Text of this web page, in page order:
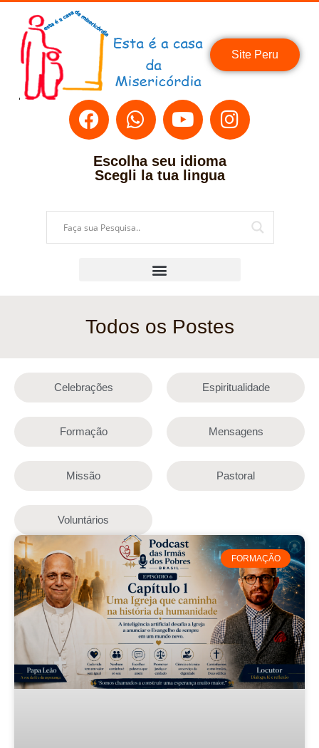
Site Peru
Escolha seu idioma
Scegli la tua lingua
Todos os Postes
Celebrações Espiritualidade
Formação Mensagens
Missão Pastoral
Voluntários
FORMAÇÃO